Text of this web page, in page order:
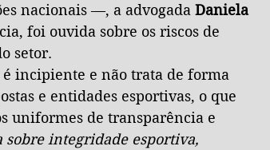
nacionais —, a advogada Daniela
foi ouvida sobre os riscos de
setor.
incipiente e não trata de forma
e entidades esportivas, o que
uniformes de transparência e
sobre integridade esportiva,